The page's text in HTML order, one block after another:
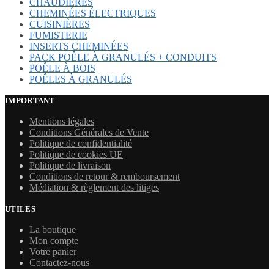
CHAUDIÈRES
CHEMINÉES ÉLECTRIQUES
CUISINIÈRES
FUMISTERIE
INSERTS CHEMINÉES
PACK POÊLE À GRANULÉS + CONDUITS
POÊLE À BOIS
POÊLES À GRANULÉS
IMPORTANT
Mentions légales
Conditions Générales de Vente
Politique de confidentialité
Politique de cookies UE
Politique de livraison
Conditions de retour & remboursement
Médiation & règlement des litiges
UTILES
La boutique
Mon compte
Votre panier
Contactez-nous